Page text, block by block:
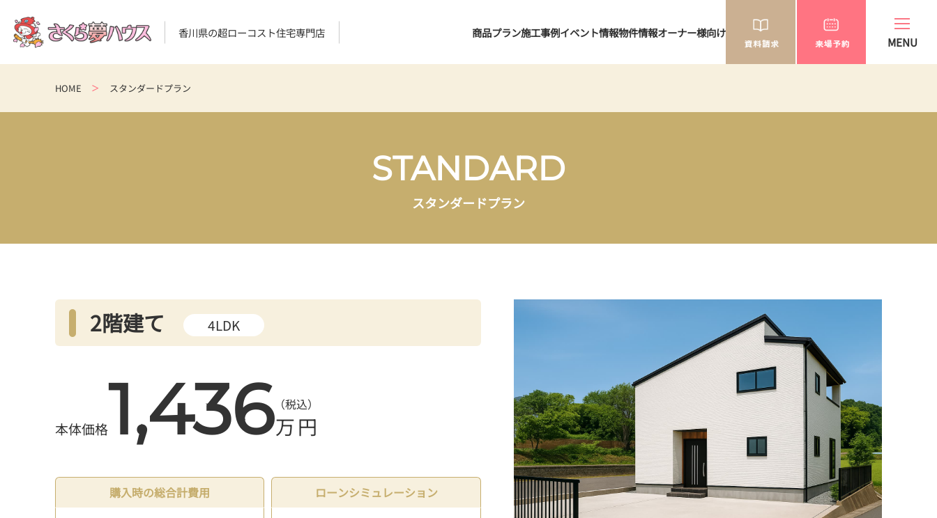
香川県の超ローコスト住宅専門店 商品プラン施工事例イベント情報物件情報オーナー様向け
HOME スタンダードプラン
STANDARD
スタンダードプラン
2階建て 4LDK
1,436万円
（税込）
購入時の総合計費用 ローンシミュレーション